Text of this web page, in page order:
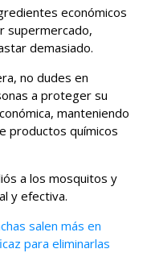
económicos
supermercado,
demasiado.
no dudes en
a proteger su
manteniendo
productos químicos
a los mosquitos y
y efectiva.
salen más en
para eliminarlas